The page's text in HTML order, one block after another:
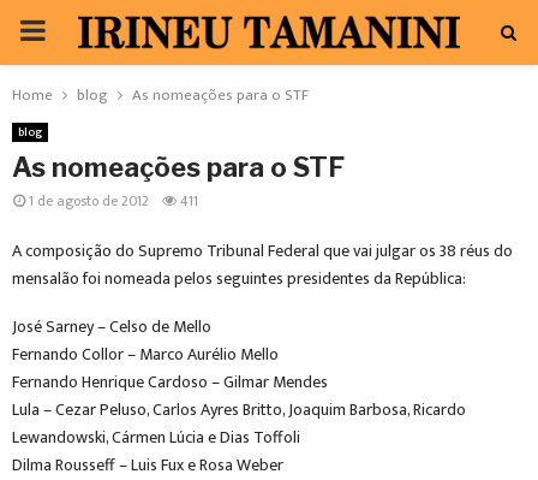
PRIMARY
MENU
Home blog As nomeações para o STF
blog
As nomeações para o STF
1 de agosto de 2012 411
A composição do Supremo Tribunal Federal que vai julgar os 38 réus do
mensalão foi nomeada pelos seguintes presidentes da República:
José Sarney – Celso de Mello
Fernando Collor – Marco Aurélio Mello
Fernando Henrique Cardoso – Gilmar Mendes
Lula – Cezar Peluso, Carlos Ayres Britto, Joaquim Barbosa, Ricardo
Lewandowski, Cármen Lúcia e Dias Toffoli
Dilma Rousseff – Luis Fux e Rosa Weber